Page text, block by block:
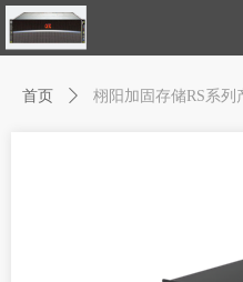
首页 ꄲ 栩阳加固存储RS系列